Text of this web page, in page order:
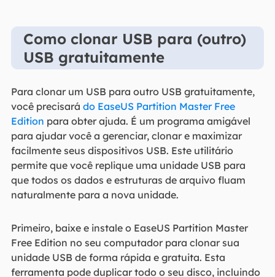
Como clonar USB para (outro)
USB gratuitamente
Para clonar um USB para outro USB gratuitamente,
você precisará do EaseUS Partition Master Free
Edition para obter ajuda. É um programa amigável
para ajudar você a gerenciar, clonar e maximizar
facilmente seus dispositivos USB. Este utilitário
permite que você replique uma unidade USB para
que todos os dados e estruturas de arquivo fluam
naturalmente para a nova unidade.
Primeiro, baixe e instale o EaseUS Partition Master
Free Edition no seu computador para clonar sua
unidade USB de forma rápida e gratuita. Esta
ferramenta pode duplicar todo o seu disco, incluindo